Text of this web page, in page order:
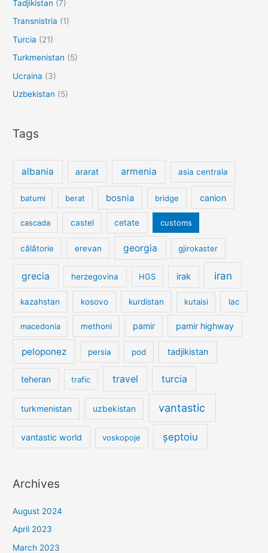
Tadjikistan (7)
Transnistria (1)
Turcia (21)
Turkmenistan (5)
Ucraina (3)
Uzbekistan (5)
Tags
albania ararat armenia asia centrala
batumi berat bosnia bridge canion
cascada castel cetate customs
călătorie erevan georgia gjirokaster
grecia herzegovina HGS irak iran
kazahstan kosovo kurdistan kutaisi lac
macedonia methoni pamir pamir highway
peloponez persia pod tadjikistan
teheran trafic travel turcia
turkmenistan uzbekistan vantastic
vantastic world voskopoje șeptoiu
Archives
August 2024
April 2023
March 2023